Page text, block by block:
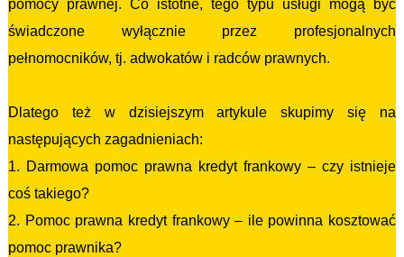
pomocy prawnej. Co istotne, tego typu usługi mogą być
świadczone wyłącznie przez profesjonalnych
pełnomocników, tj. adwokatów i radców prawnych.
Dlatego też w dzisiejszym artykule skupimy się na
następujących zagadnieniach:
1. Darmowa pomoc prawna kredyt frankowy – czy istnieje
coś takiego?
2. Pomoc prawna kredyt frankowy – ile powinna kosztować
pomoc prawnika?